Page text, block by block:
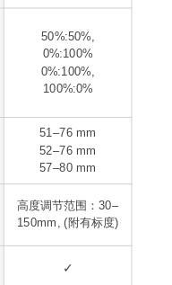
50%:50%,
0%:100%
0%:100%,
100%:0%
51–76 mm
52–76 mm
57–80 mm
高度调节范围：30–
150mm, (附有标度)
✓